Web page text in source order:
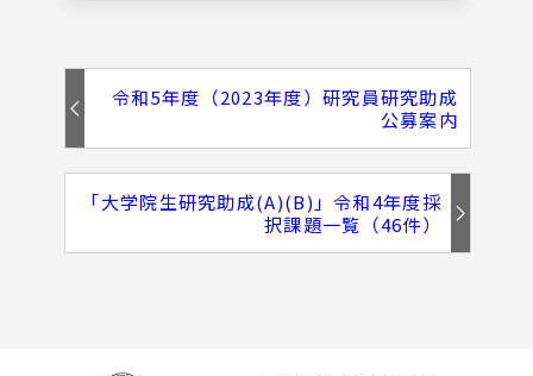
令和5年度（2023年度）研究員研究助成
公募案内
「大学院生研究助成(A)(B)」令和4年度採
択課題一覧（46件）